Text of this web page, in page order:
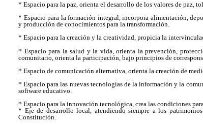
* Espacio para la paz, orienta el desarrollo de los valores de paz,
* Espacio para la formación integral, incorpora alimentación,
y producción de conocimientos para la transformación.
* Espacio para la creación y la creatividad, propicia la
* Espacio para la salud y la vida, orienta la prevención,
comunitario, orienta la participación, bajo principios de
* Espacio de comunicación alternativa, orienta la creación de
* Espacio para las nuevas tecnologías de la información y la
software educativo.
* Espacio para la innovación tecnológica, crea las condiciones
* Eje de desarrollo local, atendiendo siempre a los
Constitución.